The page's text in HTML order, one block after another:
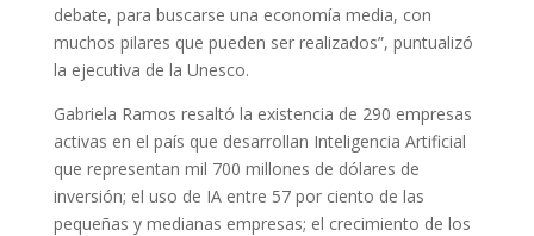
debate, para buscarse una economía media, con
muchos pilares que pueden ser realizados”, puntualizó
la ejecutiva de la Unesco.
Gabriela Ramos resaltó la existencia de 290 empresas
activas en el país que desarrollan Inteligencia Artificial
que representan mil 700 millones de dólares de
inversión; el uso de IA entre 57 por ciento de las
pequeñas y medianas empresas; el crecimiento de los